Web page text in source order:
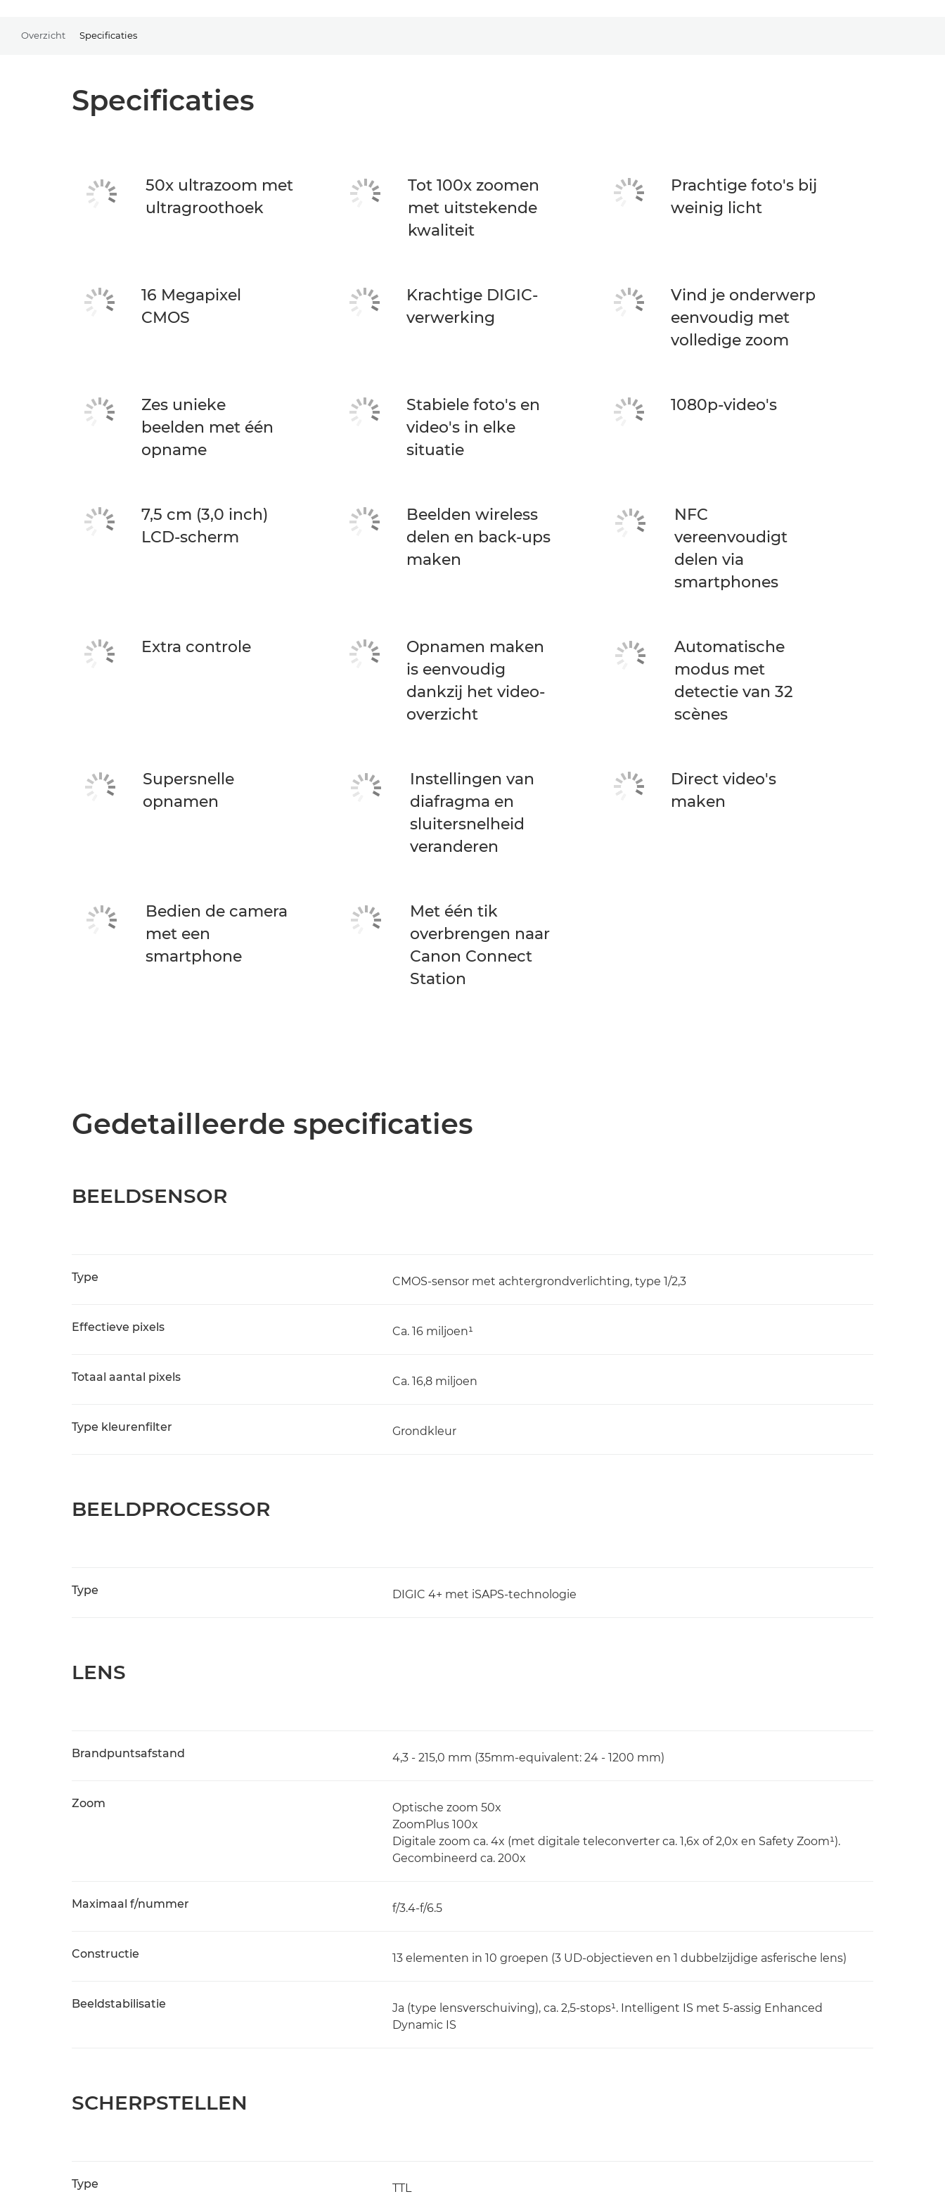
Overzicht Specificaties
Specificaties
50x ultrazoom met
ultragroothoek
Tot 100x zoomen
met uitstekende
kwaliteit
Prachtige foto's bij
weinig licht
16 Megapixel
CMOS
Krachtige DIGIC-
verwerking
Vind je onderwerp
eenvoudig met
volledige zoom
Zes unieke
beelden met één
opname
Stabiele foto's en
video's in elke
situatie
1080p-video's
7,5 cm (3,0 inch)
LCD-scherm
Beelden wireless
delen en back-ups
maken
NFC
vereenvoudigt
delen via
smartphones
Extra controle
Opnamen maken
is eenvoudig
dankzij het video-
overzicht
Automatische
modus met
detectie van 32
scènes
Supersnelle
opnamen
Instellingen van
diafragma en
sluitersnelheid
veranderen
Direct video's
maken
Bedien de camera
met een
smartphone
Met één tik
overbrengen naar
Canon Connect
Station
Gedetailleerde specificaties
BEELDSENSOR
Type CMOS-sensor met achtergrondverlichting, type 1/2,3
Effectieve pixels Ca. 16 miljoen¹
Totaal aantal pixels Ca. 16,8 miljoen
Type kleurenfilter Grondkleur
BEELDPROCESSOR
Type DIGIC 4+ met iSAPS-technologie
LENS
Brandpuntsafstand 4,3 - 215,0 mm (35mm-equivalent: 24 - 1200 mm)
Zoom
Optische zoom 50x
ZoomPlus 100x
Digitale zoom ca. 4x (met digitale teleconverter ca. 1,6x of 2,0x en Safety Zoom¹).
Gecombineerd ca. 200x
Maximaal f/nummer f/3.4-f/6.5
Constructie 13 elementen in 10 groepen (3 UD-objectieven en 1 dubbelzijdige asferische lens)
Beeldstabilisatie
Ja (type lensverschuiving), ca. 2,5-stops¹. Intelligent IS met 5-assig Enhanced
Dynamic IS
SCHERPSTELLEN
Type TTL